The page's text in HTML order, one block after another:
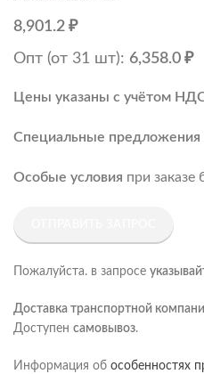
8,901.2 ₽
Опт (от 31 шт): 6,358.0 ₽
Цены указаны с учётом
Специальные предложения
Особые условия при заказе
Пожалуйста. в запросе
Доставка транспортной
Доступен самовывоз.
Информация об особенностях